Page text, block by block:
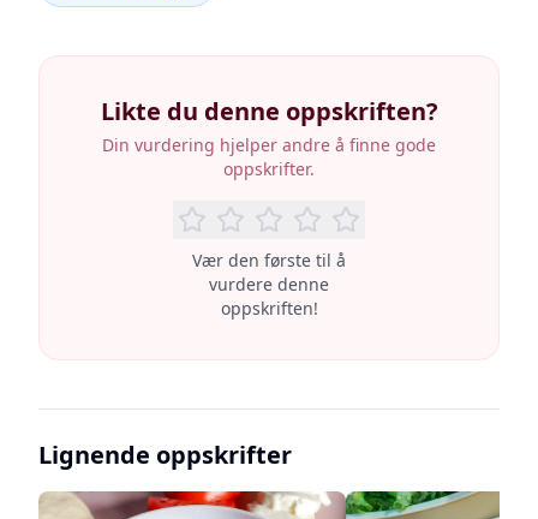
Likte du denne oppskriften?
Din vurdering hjelper andre å finne gode
oppskrifter.
Vær den første til å
vurdere denne
oppskriften!
Lignende oppskrifter